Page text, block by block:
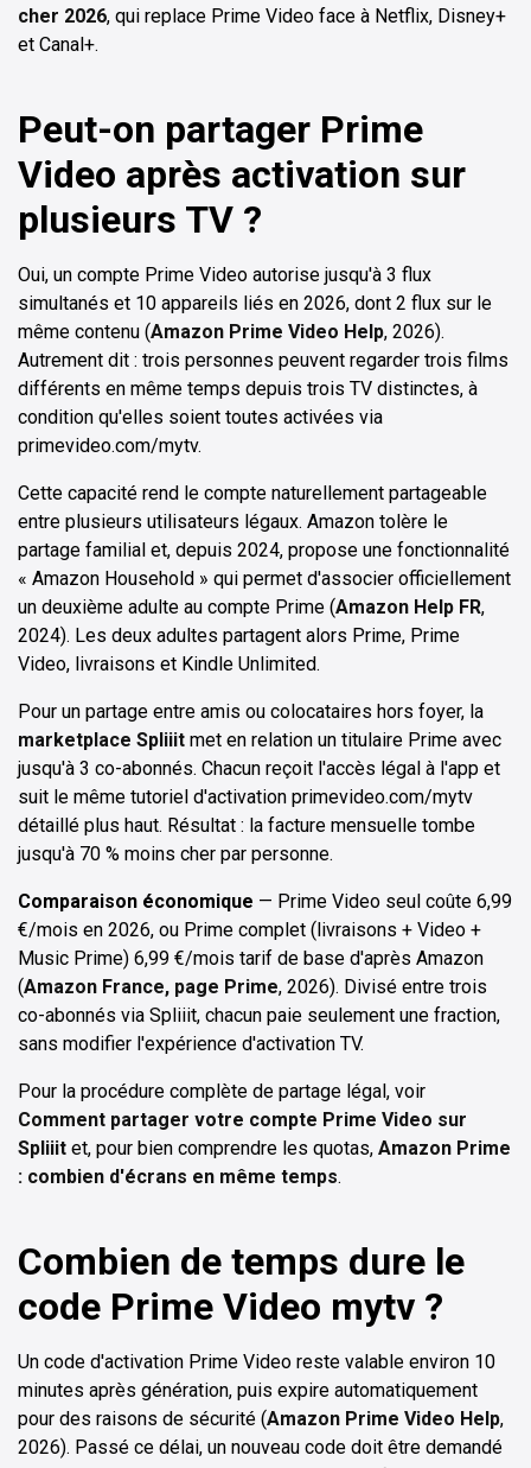
cher 2026, qui replace Prime Video face à Netflix, Disney+
et Canal+.
Peut-on partager Prime
Video après activation sur
plusieurs TV ?
Oui, un compte Prime Video autorise jusqu'à 3 flux
simultanés et 10 appareils liés en 2026, dont 2 flux sur le
même contenu (Amazon Prime Video Help, 2026).
Autrement dit : trois personnes peuvent regarder trois films
différents en même temps depuis trois TV distinctes, à
condition qu'elles soient toutes activées via
primevideo.com/mytv.
Cette capacité rend le compte naturellement partageable
entre plusieurs utilisateurs légaux. Amazon tolère le
partage familial et, depuis 2024, propose une fonctionnalité
« Amazon Household » qui permet d'associer officiellement
un deuxième adulte au compte Prime (Amazon Help FR,
2024). Les deux adultes partagent alors Prime, Prime
Video, livraisons et Kindle Unlimited.
Pour un partage entre amis ou colocataires hors foyer, la
marketplace Spliiit met en relation un titulaire Prime avec
jusqu'à 3 co-abonnés. Chacun reçoit l'accès légal à l'app et
suit le même tutoriel d'activation primevideo.com/mytv
détaillé plus haut. Résultat : la facture mensuelle tombe
jusqu'à 70 % moins cher par personne.
Comparaison économique — Prime Video seul coûte 6,99
€/mois en 2026, ou Prime complet (livraisons + Video +
Music Prime) 6,99 €/mois tarif de base d'après Amazon
(Amazon France, page Prime, 2026). Divisé entre trois
co-abonnés via Spliiit, chacun paie seulement une fraction,
sans modifier l'expérience d'activation TV.
Pour la procédure complète de partage légal, voir
Comment partager votre compte Prime Video sur
Spliiit et, pour bien comprendre les quotas, Amazon Prime
: combien d'écrans en même temps.
Combien de temps dure le
code Prime Video mytv ?
Un code d'activation Prime Video reste valable environ 10
minutes après génération, puis expire automatiquement
pour des raisons de sécurité (Amazon Prime Video Help,
2026). Passé ce délai, un nouveau code doit être demandé